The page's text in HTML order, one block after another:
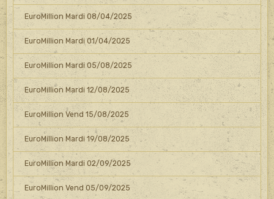
EuroMillion Mardi 08/04/2025
EuroMillion Mardi 01/04/2025
EuroMillion Mardi 05/08/2025
EuroMillion Mardi 12/08/2025
EuroMillion Vend 15/08/2025
EuroMillion Mardi 19/08/2025
EuroMillion Mardi 02/09/2025
EuroMillion Vend 05/09/2025